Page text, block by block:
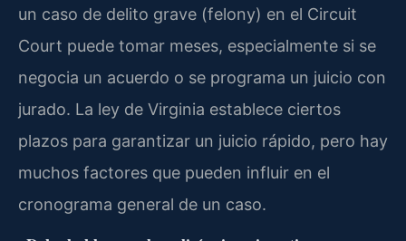
un caso de delito grave (felony) en el Circuit
Court puede tomar meses, especialmente si se
negocia un acuerdo o se programa un juicio con
jurado. La ley de Virginia establece ciertos
plazos para garantizar un juicio rápido, pero hay
muchos factores que pueden influir en el
cronograma general de un caso.